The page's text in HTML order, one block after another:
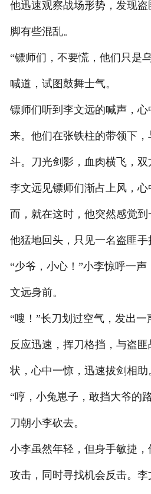
他迅速观察战场形势，发现
脚有些混乱。
“镖师们，不要慌，他们只是
喊道，试图鼓舞士气。
镖师们听到李文远的喊声，
来。他们在张铁柱的带领下
斗。刀光剑影，血肉横飞，双
李文远见镖师们渐占上风，
而，就在这时，他突然感觉到
他猛地回头，只见一名盗匪手
“少爷，小心！”小李惊呼一
文远身前。
“嗖！”长刀划过空气，发出
反应迅速，挥刀格挡，与盗
状，心中一惊，迅速拔剑相助
“哼，小兔崽子，敢挡大爷的
刀朝小李砍去。
小李虽然年轻，但身手敏捷
攻击，同时寻找机会反击。